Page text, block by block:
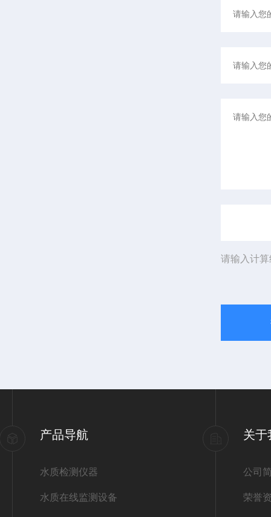
请输入计
产品导航
水质检测仪器
水质在线监测设备
关于
公司
荣誉